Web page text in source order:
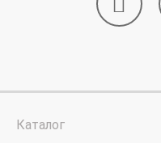
Каталог